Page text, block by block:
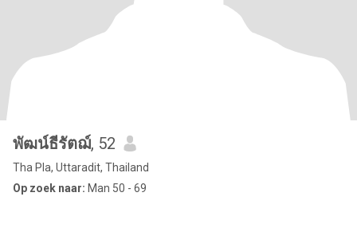
พัฒน์ธีรัตฌ์, 52
Tha Pla, Uttaradit, Thailand
Op zoek naar: Man 50 - 69